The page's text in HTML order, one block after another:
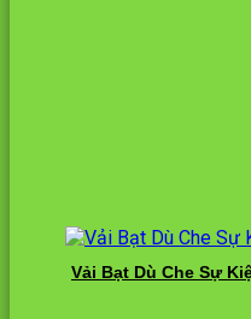
Vải Bạt Dù Che Sự